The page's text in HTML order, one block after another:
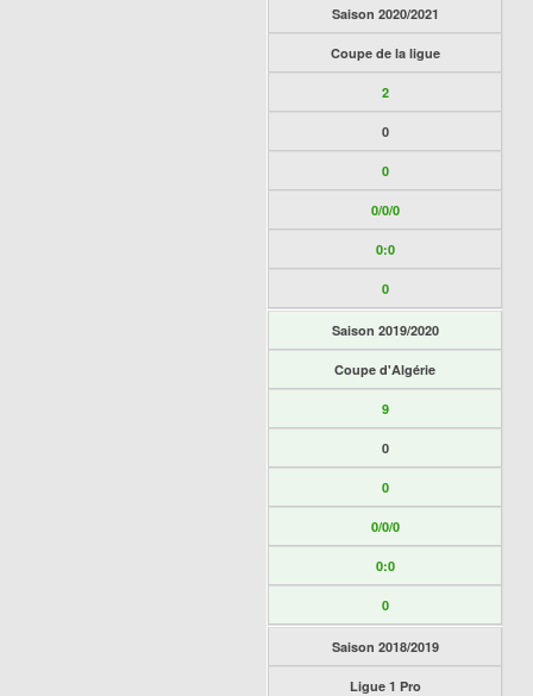
Saison 2020/2021
Coupe de la ligue
2
0
0
0/0/0
0:0
0
Saison 2019/2020
Coupe d'Algérie
9
0
0
0/0/0
0:0
0
Saison 2018/2019
Ligue 1 Pro